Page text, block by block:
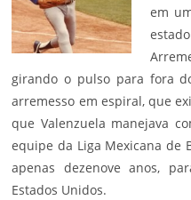
em
girando o pulso para fora
arremesso em espiral, que
que Valenzuela manejava
equipe da Liga Mexicana de
apenas dezenove anos,
Estados Unidos.